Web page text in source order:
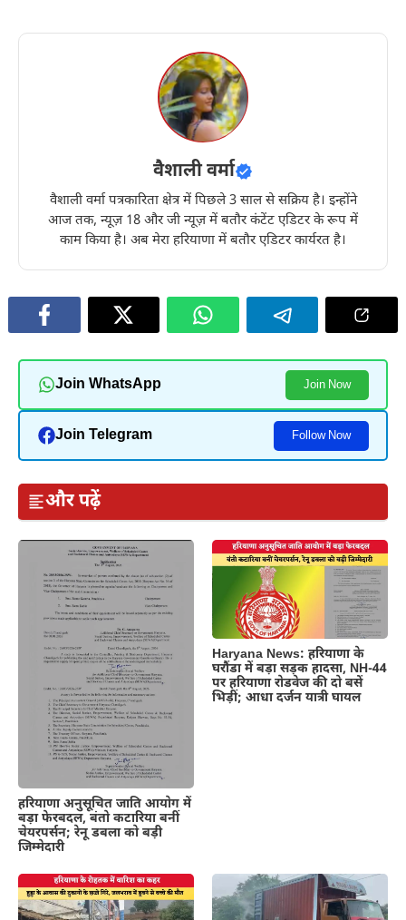
वैशाली वर्मा
वैशाली वर्मा पत्रकारिता क्षेत्र में पिछले 3 साल से सक्रिय है। इन्होंने
आज तक, न्यूज़ 18 और जी न्यूज़ में बतौर कंटेंट एडिटर के रूप में
काम किया है। अब मेरा हरियाणा में बतौर एडिटर कार्यरत है।
Join WhatsApp Join Now
Join Telegram Follow Now
और पढ़ें
हरियाणा अनुसूचित जाति आयोग में
बड़ा फेरबदल, बंतो कटारिया बनीं
चेयरपर्सन; रेनू डबला को बड़ी
जिम्मेदारी
Haryana News: हरियाणा के
घरौंडा में बड़ा सड़क हादसा, NH-44
पर हरियाणा रोडवेज की दो बसें
भिड़ीं; आधा दर्जन यात्री घायल